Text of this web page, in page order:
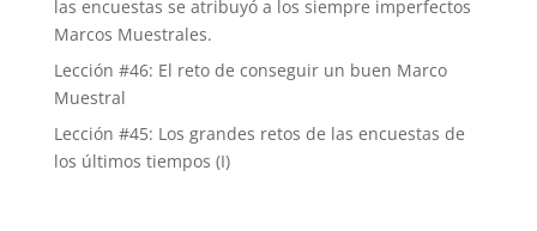
las encuestas se atribuyó a los siempre imperfectos
Marcos Muestrales.
Lección #46: El reto de conseguir un buen Marco
Muestral
Lección #45: Los grandes retos de las encuestas de
los últimos tiempos (I)